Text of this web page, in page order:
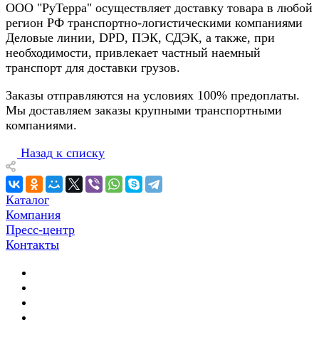
ООО "РуТерра" осуществляет доставку товара в любой
регион РФ транспортно-логистическими компаниями
Деловые линии, DPD, ПЭК, СДЭК, а также, при
необходимости, привлекает частный наемный
транспорт для доставки грузов.
Заказы отправляются на условиях 100% предоплаты.
Мы доставляем заказы крупными транспортными
компаниями.
Назад к списку
Каталог
Компания
Пресс-центр
Контакты